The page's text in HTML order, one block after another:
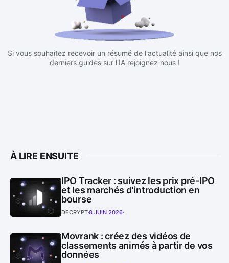
Si vous souhaitez recevoir un résumé de l'actualité ainsi que nos
derniers guides sur l'IA rejoignez nous !
À LIRE ENSUITE
IPO Tracker : suivez les prix pré-IPO
et les marchés d'introduction en
bourse
DECRYPT8 JUIN 2026
Movrank : créez des vidéos de
classements animés à partir de vos
données